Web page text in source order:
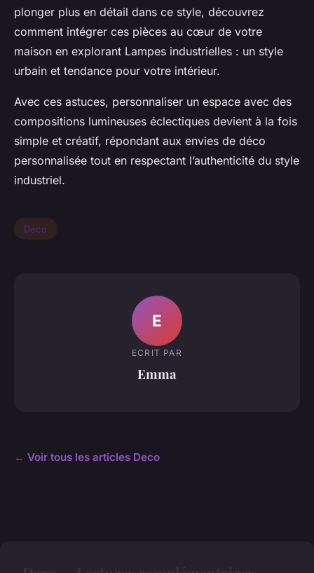
plonger plus en détail dans ce style, découvrez
comment intégrer ces pièces au cœur de votre
maison en explorant Lampes industrielles : un style
urbain et tendance pour votre intérieur.
Avec ces astuces, personnaliser un espace avec des
compositions lumineuses éclectiques devient à la fois
simple et créatif, répondant aux envies de déco
personnalisée tout en respectant l’authenticité du style
industriel.
Deco
E
ECRIT PAR
Emma
← Voir tous les articles Deco